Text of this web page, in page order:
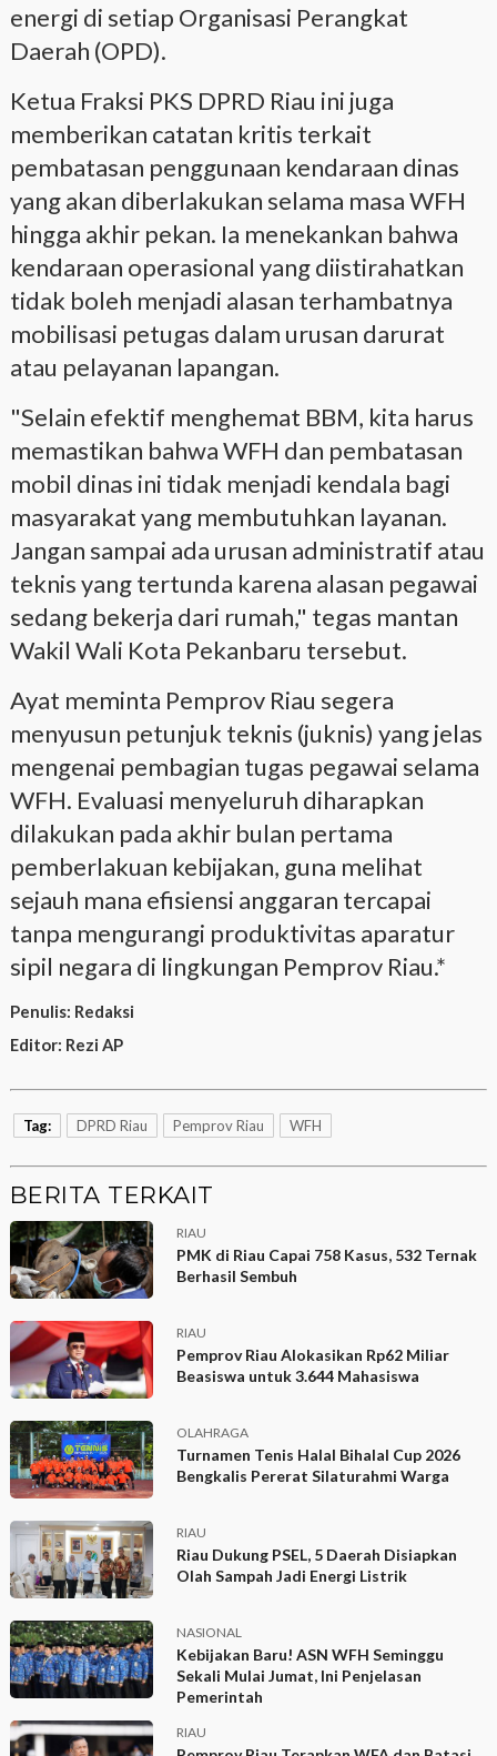
energi di setiap Organisasi Perangkat
Daerah (OPD).
Ketua Fraksi PKS DPRD Riau ini juga
memberikan catatan kritis terkait
pembatasan penggunaan kendaraan dinas
yang akan diberlakukan selama masa WFH
hingga akhir pekan. Ia menekankan bahwa
kendaraan operasional yang diistirahatkan
tidak boleh menjadi alasan terhambatnya
mobilisasi petugas dalam urusan darurat
atau pelayanan lapangan.
"Selain efektif menghemat BBM, kita harus
memastikan bahwa WFH dan pembatasan
mobil dinas ini tidak menjadi kendala bagi
masyarakat yang membutuhkan layanan.
Jangan sampai ada urusan administratif atau
teknis yang tertunda karena alasan pegawai
sedang bekerja dari rumah," tegas mantan
Wakil Wali Kota Pekanbaru tersebut.
Ayat meminta Pemprov Riau segera
menyusun petunjuk teknis (juknis) yang jelas
mengenai pembagian tugas pegawai selama
WFH. Evaluasi menyeluruh diharapkan
dilakukan pada akhir bulan pertama
pemberlakuan kebijakan, guna melihat
sejauh mana efisiensi anggaran tercapai
tanpa mengurangi produktivitas aparatur
sipil negara di lingkungan Pemprov Riau.*
Penulis: Redaksi
Editor: Rezi AP
Tag: DPRD Riau Pemprov Riau WFH
BERITA TERKAIT
RIAU
PMK di Riau Capai 758 Kasus, 532 Ternak
Berhasil Sembuh
RIAU
Pemprov Riau Alokasikan Rp62 Miliar
Beasiswa untuk 3.644 Mahasiswa
OLAHRAGA
Turnamen Tenis Halal Bihalal Cup 2026
Bengkalis Pererat Silaturahmi Warga
RIAU
Riau Dukung PSEL, 5 Daerah Disiapkan
Olah Sampah Jadi Energi Listrik
NASIONAL
Kebijakan Baru! ASN WFH Seminggu
Sekali Mulai Jumat, Ini Penjelasan
Pemerintah
RIAU